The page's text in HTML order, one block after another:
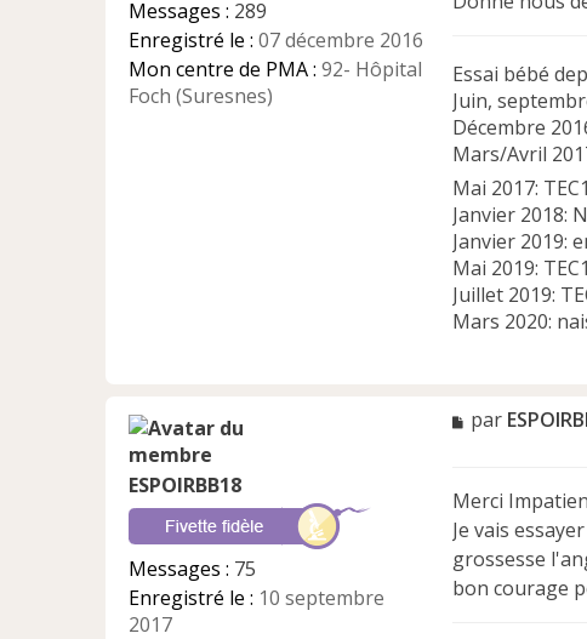
Messages : 289
Enregistré le : 07 décembre 2016
Mon centre de PMA : 92- Hôpital
Foch (Suresnes)
n
l
u
Essai bébé
Juin,
Décembre
Mars/Avril
Mai 2017:
Janvier 2018:
Janvier 2019:
Mai 2019:
Juillet 2019:
Mars 2020:
ESPOIRBB18
Messages : 75
Enregistré le : 10 septembre
2017
M
s
a
g
e
n
o
par
Merci
Je vais
grossesse
bon courage